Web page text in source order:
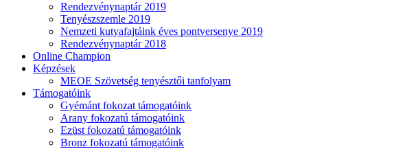
Rendezvénynaptár 2019
Tenyészszemle 2019
Nemzeti kutyafajtáink éves pontversenye 2019
Rendezvénynaptár 2018
Online Champion
Képzések
MEOE Szövetség tenyésztői tanfolyam
Támogatóink
Gyémánt fokozat támogatóink
Arany fokozatú támogatóink
Ezüst fokozatú támogatóink
Bronz fokozatú támogatóink